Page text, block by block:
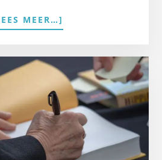
MEER…]
UIT
BUSINESSBOEK